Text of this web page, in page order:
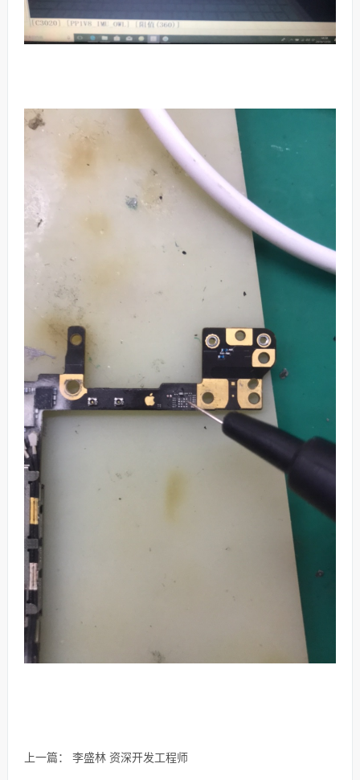
上一篇： 李盛林 资深开发工程师